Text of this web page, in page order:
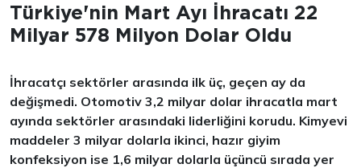
Türkiye'nin Mart Ayı İhracatı 22
Milyar 578 Milyon Dolar Oldu
İhracatçı sektörler arasında ilk üç, geçen ay da
değişmedi. Otomotiv 3,2 milyar dolar ihracatla mart
ayında sektörler arasındaki liderliğini korudu. Kimyevi
maddeler 3 milyar dolarla ikinci, hazır giyim
konfeksiyon ise 1,6 milyar dolarla üçüncü sırada yer